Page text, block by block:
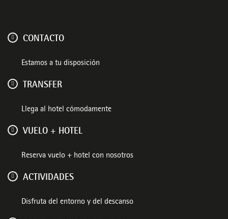
CONTACTO
Estamos a tu disposición
TRANSFER
Llega al hotel cómodamente
VUELO + HOTEL
Reserva vuelo + hotel con nosotros
ACTIVIDADES
Disfruta del entorno y del descanso